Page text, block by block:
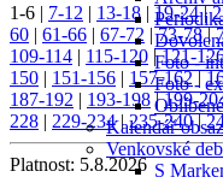
Foto -
Foto -
Kalendář
Venkovské
S
1-6 | 7-12 | 13-18 | 19-24|
60 | 61-66 | 67-72 |73-78|
109-114 | 115-120 |121-
150 | 151-156 | 157-162|
187-192 | 193-198|199-
228 | 229-234|235-240|
Platnost: 5.8.2026